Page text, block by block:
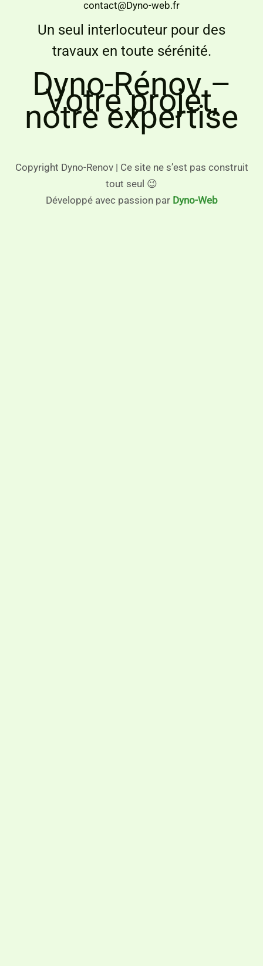
contact@Dyno-web.fr
Un seul interlocuteur pour des
travaux en toute sérénité.
Dyno-Rénov –
Votre projet,
notre expertise
Copyright Dyno-Renov | Ce site ne s’est pas construit
tout seul 😉
Développé avec passion par Dyno-Web